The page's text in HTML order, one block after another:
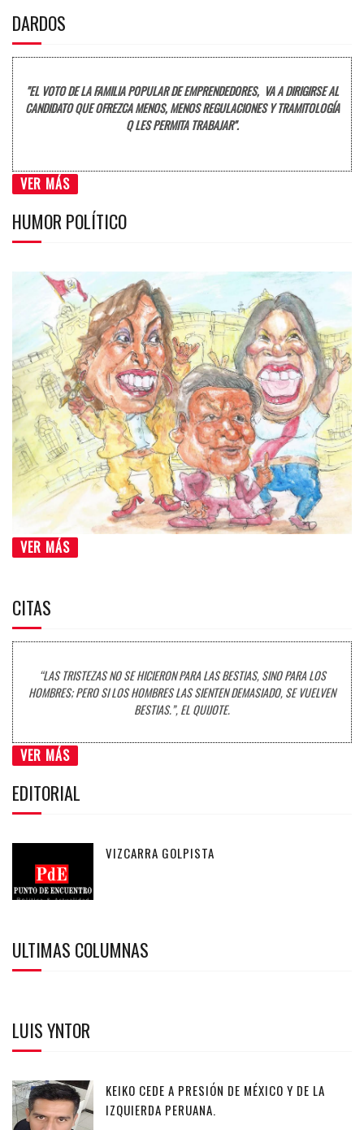
DARDOS
"EL VOTO DE LA FAMILIA POPULAR DE EMPRENDEDORES, VA A DIRIGIRSE AL
CANDIDATO QUE OFREZCA MENOS, MENOS REGULACIONES Y TRAMITOLOGÍA
Q LES PERMITA TRABAJAR".
VER MÁS
HUMOR POLÍTICO
VER MÁS
CITAS
“LAS TRISTEZAS NO SE HICIERON PARA LAS BESTIAS, SINO PARA LOS
HOMBRES; PERO SI LOS HOMBRES LAS SIENTEN DEMASIADO, SE VUELVEN
BESTIAS.”, EL QUIJOTE.
VER MÁS
EDITORIAL
VIZCARRA GOLPISTA
ULTIMAS COLUMNAS
LUIS YNTOR
KEIKO CEDE A PRESIÓN DE MÉXICO Y DE LA
IZQUIERDA PERUANA.